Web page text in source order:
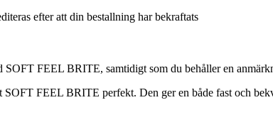
efter att din bestallning har bekraftats
FEEL BRITE, samtidigt som du behåller en
SOFT FEEL BRITE perfekt. Den ger en både fast och